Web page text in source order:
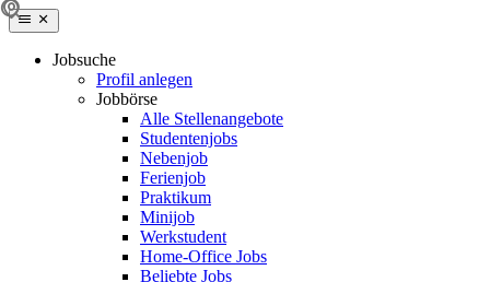
Jobsuche
Profil anlegen
Jobbörse
Alle Stellenangebote
Studentenjobs
Nebenjob
Ferienjob
Praktikum
Minijob
Werkstudent
Home-Office Jobs
Beliebte Jobs